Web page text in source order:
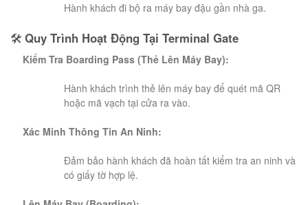
Hành khách đi bộ ra máy bay đậu gần nhà ga.
🛠️ Quy Trình Hoạt Động Tại Terminal Gate
Kiểm Tra Boarding Pass (Thẻ Lên Máy Bay):
Hành khách trình thẻ lên máy bay để quét mã QR
hoặc mã vạch tại cửa ra vào.
Xác Minh Thông Tin An Ninh:
Đảm bảo hành khách đã hoàn tất kiểm tra an ninh và
có giấy tờ hợp lệ.